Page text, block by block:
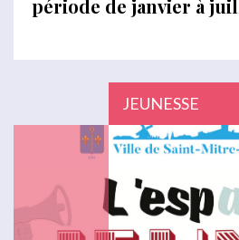
période de janvier à
JEUNESSE